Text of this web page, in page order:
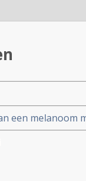
een melanoom
- operatie